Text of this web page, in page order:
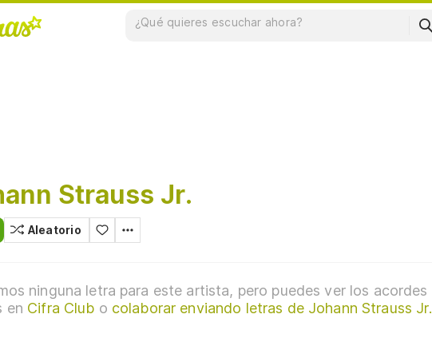
Strauss Jr.
Aleatorio
ninguna letra para este artista, pero puedes ver los acordes
en Cifra Club o colaborar enviando letras de Johann Strauss Jr.